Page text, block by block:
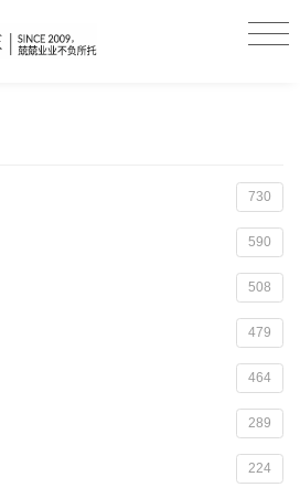
730
590
508
479
464
289
224